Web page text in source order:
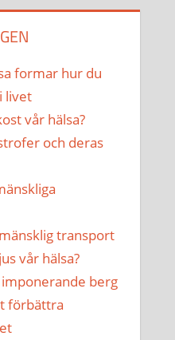
formar hur du
livet
vår hälsa?
och deras
transport
vår hälsa?
berg
förbättra